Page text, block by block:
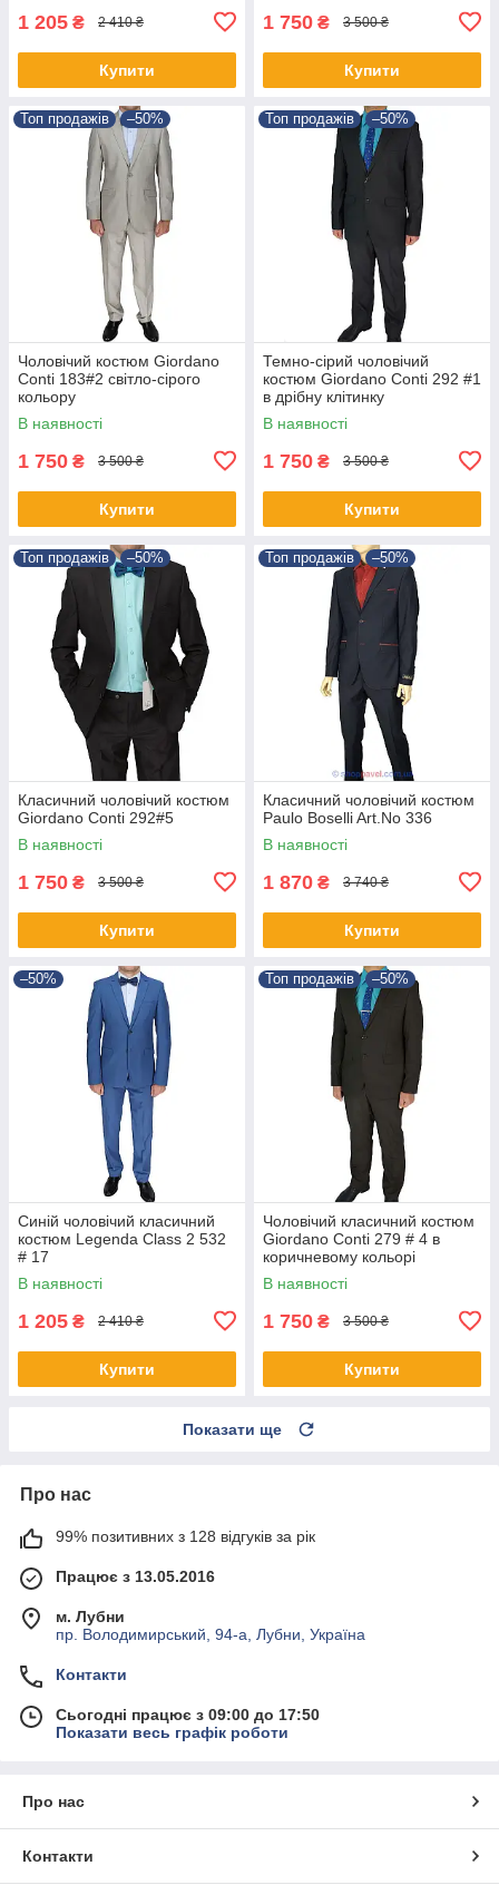
1 205 ₴ 2 410 ₴
Купити
1 750 ₴ 3 500 ₴
Купити
Топ продажів –50%
Чоловічий костюм Giordano
Conti 183#2 світло-сірого
кольору
В наявності
1 750 ₴ 3 500 ₴
Купити
Топ продажів –50%
Темно-сірий чоловічий
костюм Giordano Conti 292 #1
в дрібну клітинку
В наявності
1 750 ₴ 3 500 ₴
Купити
Топ продажів –50%
Класичний чоловічий костюм
Giordano Conti 292#5
В наявності
1 750 ₴ 3 500 ₴
Купити
Топ продажів –50%
Класичний чоловічий костюм
Paulo Boselli Art.No 336
В наявності
1 870 ₴ 3 740 ₴
Купити
–50%
Синій чоловічий класичний
костюм Legenda Class 2 532
# 17
В наявності
1 205 ₴ 2 410 ₴
Купити
Топ продажів –50%
Чоловічий класичний костюм
Giordano Conti 279 # 4 в
коричневому кольорі
В наявності
1 750 ₴ 3 500 ₴
Купити
Показати ще
Про нас
99% позитивних з 128 відгуків за рік
Працює з 13.05.2016
м. Лубни
пр. Володимирський, 94-а, Лубни, Україна
Контакти
Сьогодні працює з 09:00 до 17:50
Показати весь графік роботи
Про нас
Контакти